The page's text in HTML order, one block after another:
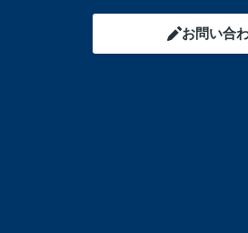
お問い合